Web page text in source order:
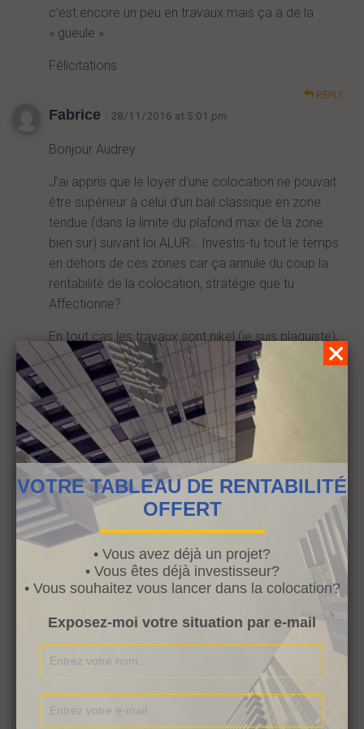
c’est encore un peu en travaux mais ça a de la
« gueule ».
Félicitations
REPLY
Fabrice · 28/11/2016 at 5:01 pm
Bonjour Audrey
J’ai appris que le loyer d’une colocation ne pouvait
être supérieur à celui d’un bail classique en zone
tendue (dans la limite du plafond max de la zone
bien sur) suivant loi ALUR… Investis-tu tout le temps
en dehors de ces zones car ça annule du coup la
rentabilité de la colocation, stratégie que tu
Affectionne?
En tout cas les travaux sont nikel (je suis plaquiste),
les locataires vont se bousculer
Bonne continuation
Fabrice
Audrey · 28/11/2016 at 5:37 pm
Bonjour Fabrice
A priori tu es dans les 1ers pas de la colocation.
Sache qu’il est possible d’aller au delà du loyer
d’éléments permettant d’augmenter le prix.
Personnellement, je ne m’occupe pas des zones.
Je m’occupe simplement de trouver le bon bien
qui correspond au profil des personnes que j’ai
choisi. Ce qui est différent.
VOTRE TABLEAU DE RENTABILITÉ
OFFERT
• Vous avez déjà un projet?
• Vous êtes déjà investisseur?
• Vous souhaitez vous lancer dans la colocation?
Exposez-moi votre situation par e-mail